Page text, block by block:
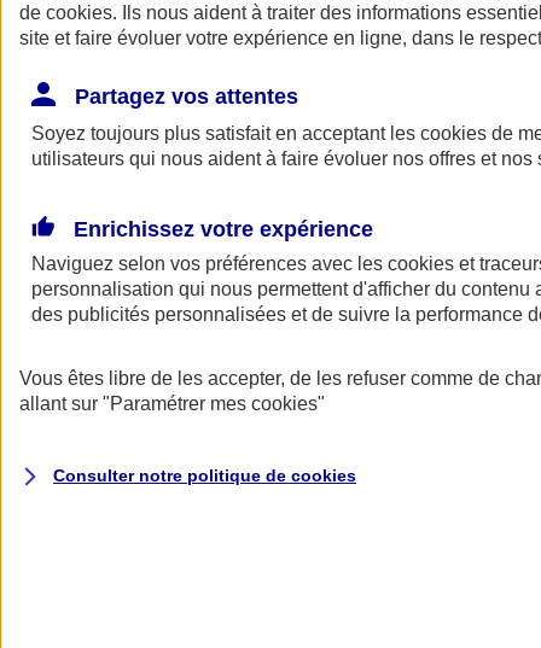
Demander
un devis
dirigeants. Avec le contrat de Prévoyance AVIZEN PRO sur
mesure, vous garantissez votre tranquillité d'esprit dans le cadre de
votre activité et mettez à l’abri vos proches de potentielles difficultés
financières, en cas d'incapacité de travail, d'invalidité ou de décès.
Ce qui fait la différence
de cookies. Ils nous aident à traiter des informations
site et faire évoluer votre expérience en ligne, dans le
Partagez vos attentes
Soyez toujours plus satisfait en acceptant les cookies de
utilisateurs qui nous aident à faire évoluer nos offres et nos
Enrichissez votre expérience
Naviguez selon vos préférences avec les cookies et
personnalisation qui nous permettent d'afficher du contenu
des publicités personnalisées et de suivre la performance
Vous êtes libre de les accepter, de les refuser comme de
allant sur "Paramétrer mes cookies"
Consulter notre politique de cookies